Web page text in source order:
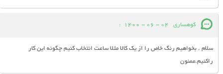
کوهساری 04 - 06 - 1400
:
سلام . بخواهیم رنگ خاص را از یک کالا مثلا ساعت انتخاب کنیم چگونه این کار
راکنیم.ممنون